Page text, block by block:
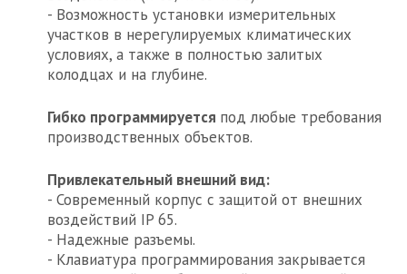
- Возможность установки измерительных
участков в нерегулируемых климатических
условиях, а также в полностью залитых
колодцах и на глубине.
Гибко программируется под любые требования
производственных объектов.
Привлекательный внешний вид:
- Современный корпус с защитой от внешних
воздействий IP 65.
- Надежные разъемы.
- Клавиатура программирования закрывается